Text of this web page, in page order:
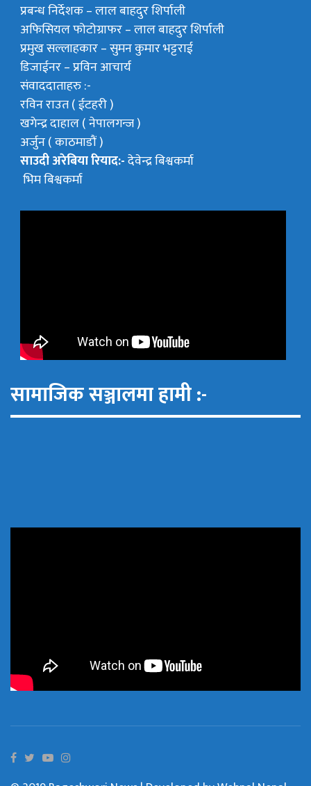
प्रबन्ध निर्देशक –लाल बाहदुर शिर्पाली
अफिसियल फोटोग्राफर –लाल बाहदुर शिर्पाली
प्रमुख सल्लाहकार –सुमन कुमार भट्टराई
डिजाईनर – प्रविन आचार्य
संवाददाताहरु :-
रविन राउत ( ईटहरी )
खगेन्द्र दाहाल ( नेपालगन्ज )
अर्जुन ( काठमाडौं )
साउदी अरेबिया रियाद:-देवेन्द्र बिश्वकर्मा
भिम बिश्वकर्मा
सामाजिक सञ्जालमा हामी :-